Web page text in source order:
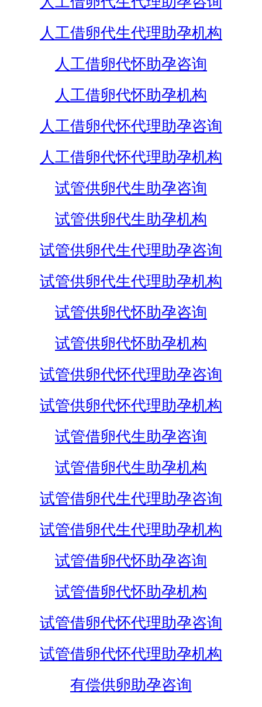
人工借卵代生代理助孕机构
人工借卵代怀助孕咨询
人工借卵代怀助孕机构
人工借卵代怀代理助孕咨询
人工借卵代怀代理助孕机构
试管供卵代生助孕咨询
试管供卵代生助孕机构
试管供卵代生代理助孕咨询
试管供卵代生代理助孕机构
试管供卵代怀助孕咨询
试管供卵代怀助孕机构
试管供卵代怀代理助孕咨询
试管供卵代怀代理助孕机构
试管借卵代生助孕咨询
试管借卵代生助孕机构
试管借卵代生代理助孕咨询
试管借卵代生代理助孕机构
试管借卵代怀助孕咨询
试管借卵代怀助孕机构
试管借卵代怀代理助孕咨询
试管借卵代怀代理助孕机构
有偿供卵助孕咨询